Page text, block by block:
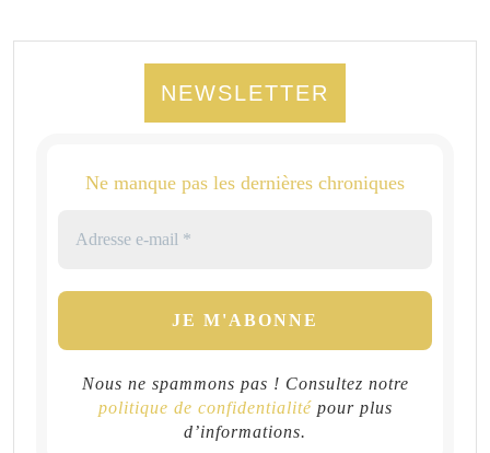
NEWSLETTER
Ne manque pas les dernières chroniques
Nous ne spammons pas ! Consultez notre
politique de confidentialitépour plus
d’informations.